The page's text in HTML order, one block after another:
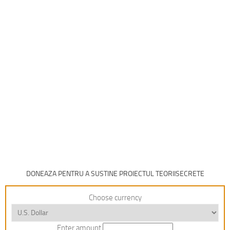
DONEAZA PENTRU A SUSTINE PROIECTUL TEORIISECRETE
Choose currency
Enter amount